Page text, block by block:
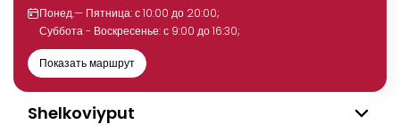
Понед.— Пятница: с 10:00 до 20:00;
Суббота - Воскресенье: с 9:00 до 16:30;
Показать маршрут
Shelkoviyput